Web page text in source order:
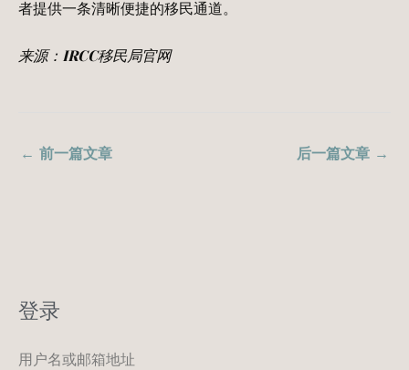
者提供一条清晰便捷的移民通道。
来源：IRCC移民局官网
← 前一篇文章 后一篇文章 →
登录
用户名或邮箱地址